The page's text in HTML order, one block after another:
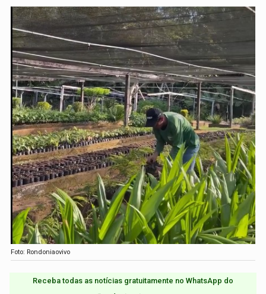
Foto: Rondoniaovivo
Receba todas as notícias gratuitamente no WhatsApp do